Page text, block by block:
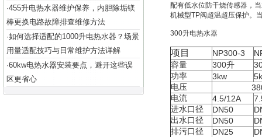
·455升电热水器维护保养，内胆除垢镁
棒更换电路故障排查维修方法
·如何选择适配的1000升电热水器？场景
用量适配技巧与日常维护方法详解
·60kw电热水器安装要点，避开这些误
区更省心
配有低水位防干烧传感器，
机械型TP阀超温超压保护。
300升电热水器
项目 NP300-3
容量
300升
功率
3kw
电压
电流
4.5/12A
进水口径
DN50
出水口径
DN50
排污口径
DN25